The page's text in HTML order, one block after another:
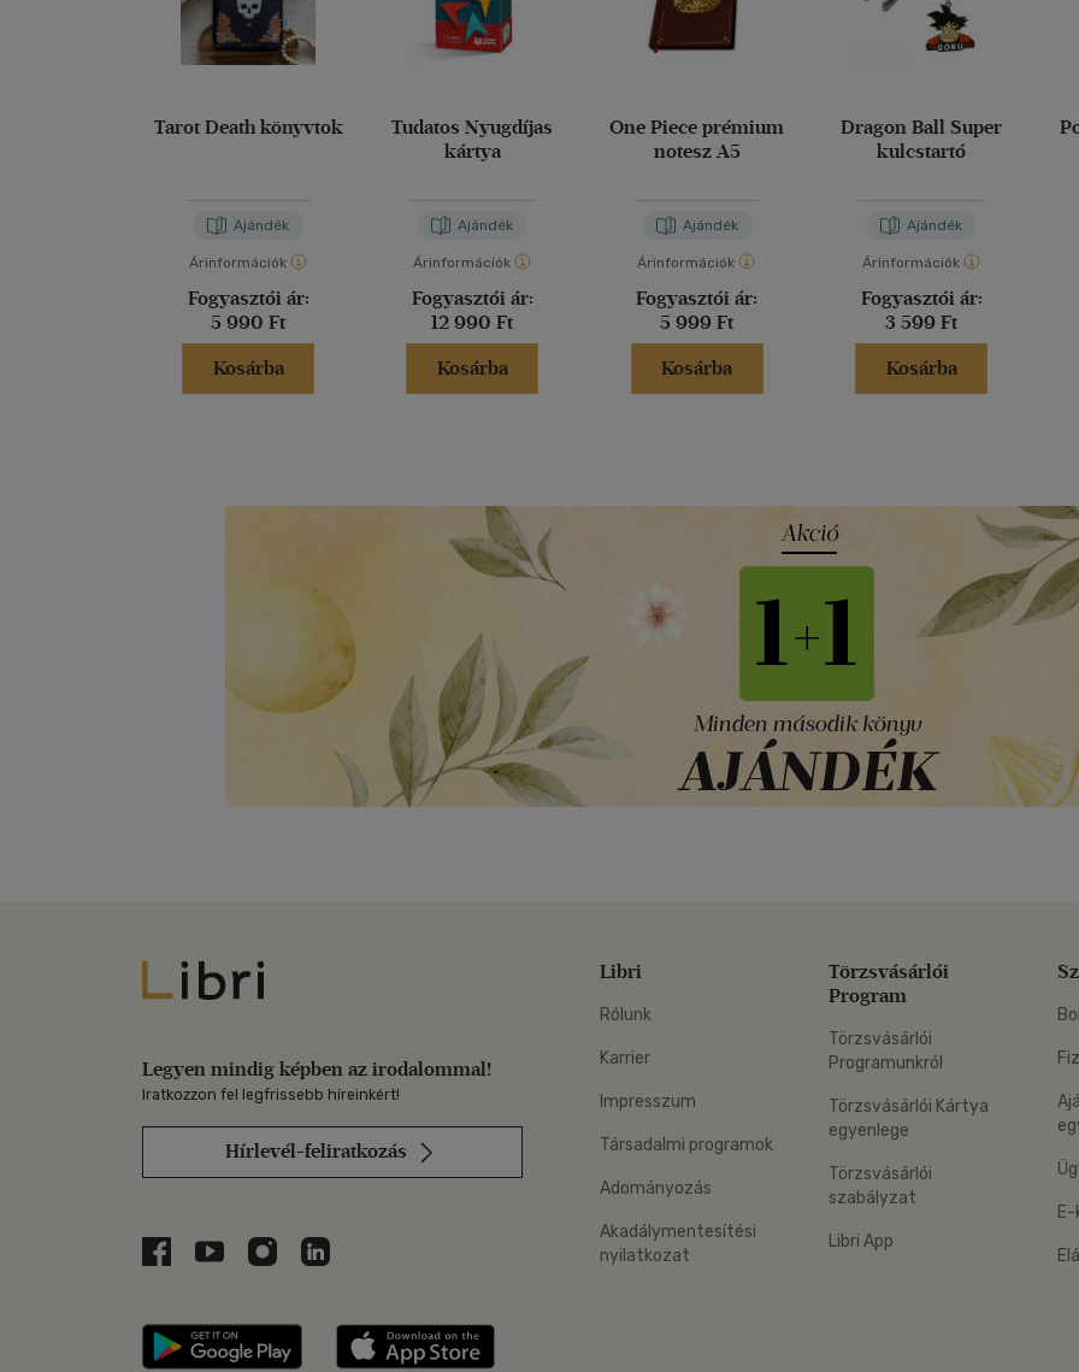
Tarot Death könyvtok
Ajándék
Árinformációk
Fogyasztói ár:
5 990 Ft
Kosárba
Tudatos Nyugdíjas
kártya
Ajándék
Árinformációk
Fogyasztói ár:
12 990 Ft
Kosárba
One Piece prémium
notesz A5
Ajándék
Árinformációk
Fogyasztói ár:
5 999 Ft
Kosárba
Dragon Ball Super
kulcstartó
Ajándék
Árinformációk
Fogyasztói ár:
3 599 Ft
Kosárba
Libri
Legyen mindig képben az irodalommal!
Iratkozzon fel legfrissebb híreinkért!
Hírlevél-feliratkozás
Libri a Facebookon
Libri a Youtube-on
Libri az Instagramon
Libri a LinkedInen
Libri applikáció Szerezd meg: Google Play
Libri
Rólunk
Karrier
Impresszum
Társadalmi programok
Adományozás
Akadálymentesítési
nyilatkozat
Törzsvásárlói
Program
Törzsvásárlói
Programunkról
Törzsvásárlói Kártya
egyenlege
Törzsvásárlói
szabályzat
Libri App